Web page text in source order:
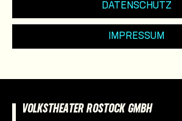
DATENSCHUTZ
IMPRESSUM
VOLKSTHEATER ROSTOCK GMBH